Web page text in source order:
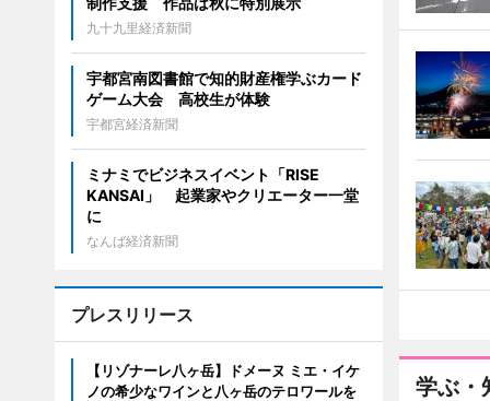
学ぶ・
九十九里経済新聞
宇都宮南図書館で知的財産権学ぶカード
ゲーム大会 高校生が体験
宇都宮経済新聞
ミナミでビジネスイベント「RISE
KANSAI」 起業家やクリエーター一堂
に
なんば経済新聞
プレスリリース
【リゾナーレ八ヶ岳】ドメーヌ ミエ・イケ
ノの希少なワインと八ヶ岳のテロワールを